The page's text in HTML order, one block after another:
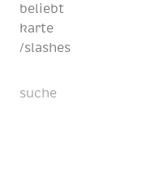
beliebt
karte
/slashes